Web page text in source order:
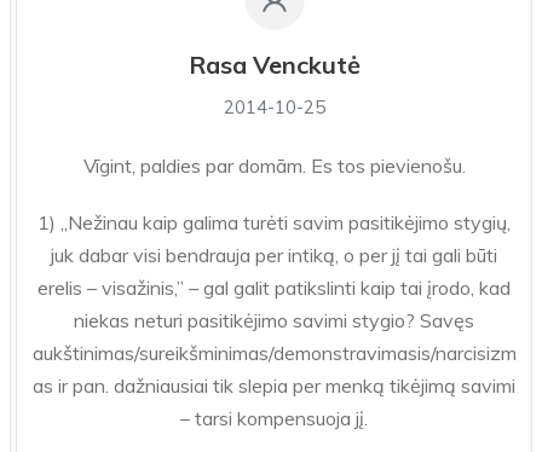
Rasa Venckutė
2014-10-25
Vīgint, paldies par domām. Es tos pievienošu.
1) „Nežinau kaip galima turėti savim pasitikėjimo stygių,
juk dabar visi bendrauja per intiką, o per jį tai gali būti
erelis – visažinis,” – gal galit patikslinti kaip tai įrodo, kad
niekas neturi pasitikėjimo savimi stygio? Savęs
aukštinimas/sureikšminimas/demonstravimasis/narcisizm
as ir pan. dažniausiai tik slepia per menką tikėjimą savimi
– tarsi kompensuoja jį.